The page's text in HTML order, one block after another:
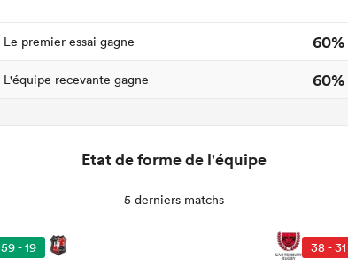
Le premier essai gagne 60%
L'équipe recevante gagne 60%
Etat de forme de l'équipe
5 derniers matchs
59 - 19 38 - 31